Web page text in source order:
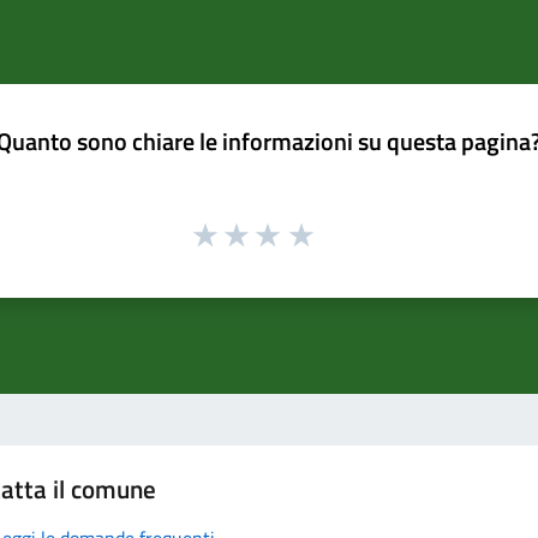
sono chiare le informazioni su questa
il comune